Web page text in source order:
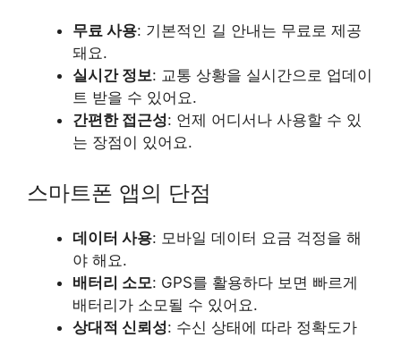
무료 사용: 기본적인 길 안내는 무료로 제공
돼요.
실시간 정보: 교통 상황을 실시간으로 업데이
트 받을 수 있어요.
간편한 접근성: 언제 어디서나 사용할 수 있
는 장점이 있어요.
스마트폰 앱의 단점
데이터 사용: 모바일 데이터 요금 걱정을 해
야 해요.
배터리 소모: GPS를 활용하다 보면 빠르게
배터리가 소모될 수 있어요.
상대적 신뢰성: 수신 상태에 따라 정확도가